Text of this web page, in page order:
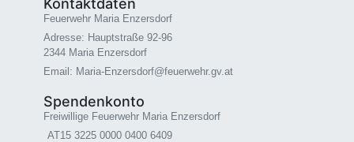
Kontaktdaten
Feuerwehr Maria Enzersdorf
Adresse: Hauptstraße 92-96
2344 Maria Enzersdorf
Email: Maria-Enzersdorf@feuerwehr.gv.at
Spendenkonto
Freiwillige Feuerwehr Maria Enzersdorf
AT15 3225 0000 0400 6409